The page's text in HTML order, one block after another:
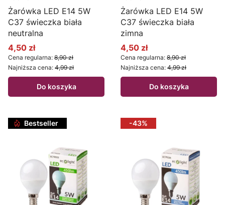
Żarówka LED E14 5W
C37 świeczka biała
neutralna
Cena promocyjna
4,50 zł
Cena regularna: 8,90 zł
Najniższa cena: 4,99 zł
Do koszyka
Żarówka LED E14 5W
C37 świeczka biała
zimna
Cena promocyjna
4,50 zł
Cena regularna: 8,90 zł
Najniższa cena: 4,99 zł
Do koszyka
Bestseller -43%